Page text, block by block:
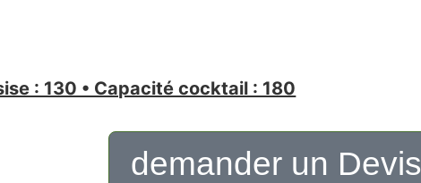
: 130 • Capacité cocktail : 180
demander un Devis